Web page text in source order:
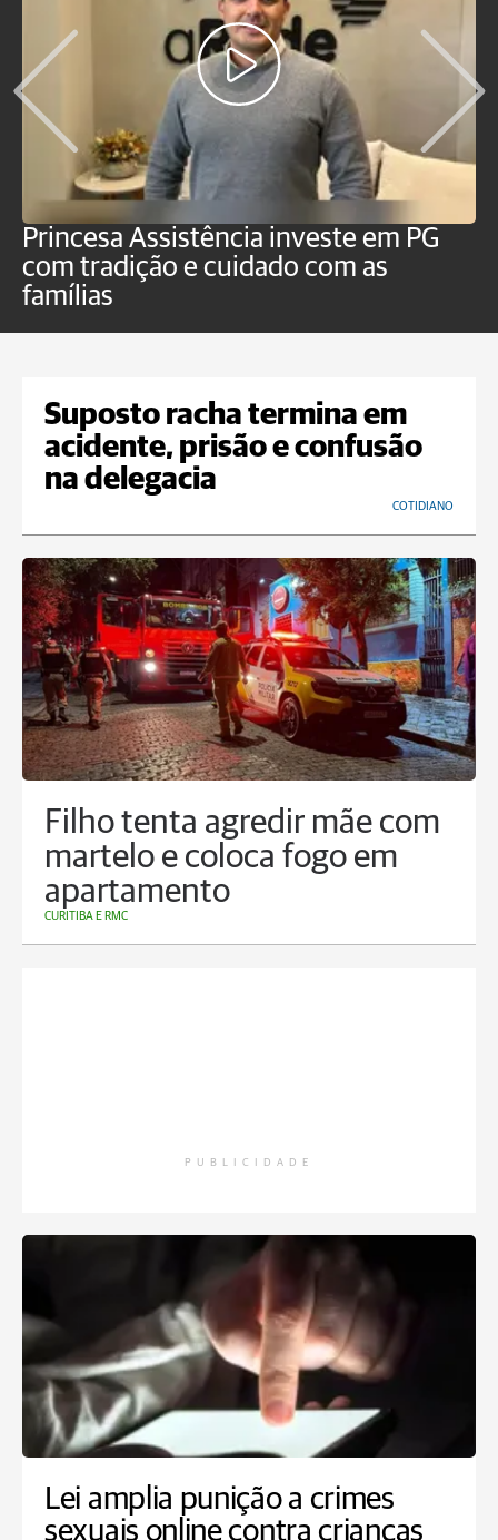
Princesa Assistência investe em PG
com tradição e cuidado com as
famílias
Suposto racha termina em
acidente, prisão e confusão
na delegacia
COTIDIANO
Filho tenta agredir mãe com
martelo e coloca fogo em
apartamento
CURITIBA E RMC
PUBLICIDADE
Lei amplia punição a crimes
sexuais online contra crianças